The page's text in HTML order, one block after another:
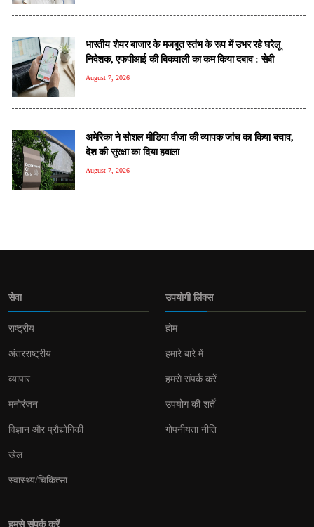
भारतीय शेयर बाजार के मजबूत स्तंभ के रूप में उभर रहे घरेलू
निवेशक, एफपीआई की बिकवाली का कम किया दबाव : सेबी
August 7, 2026
अमेरिका ने सोशल मीडिया वीजा की व्यापक जांच का किया बचाव,
देश की सुरक्षा का दिया हवाला
August 7, 2026
सेवा
राष्ट्रीय
अंतरराष्ट्रीय
व्यापार
मनोरंजन
विज्ञान और प्रौद्योगिकी
खेल
स्वास्थ्य/चिकित्सा
उपयोगी लिंक्स
होम
हमारे बारे में
हमसे संपर्क करें
उपयोग की शर्तें
गोपनीयता नीति
हमसे संपर्क करें